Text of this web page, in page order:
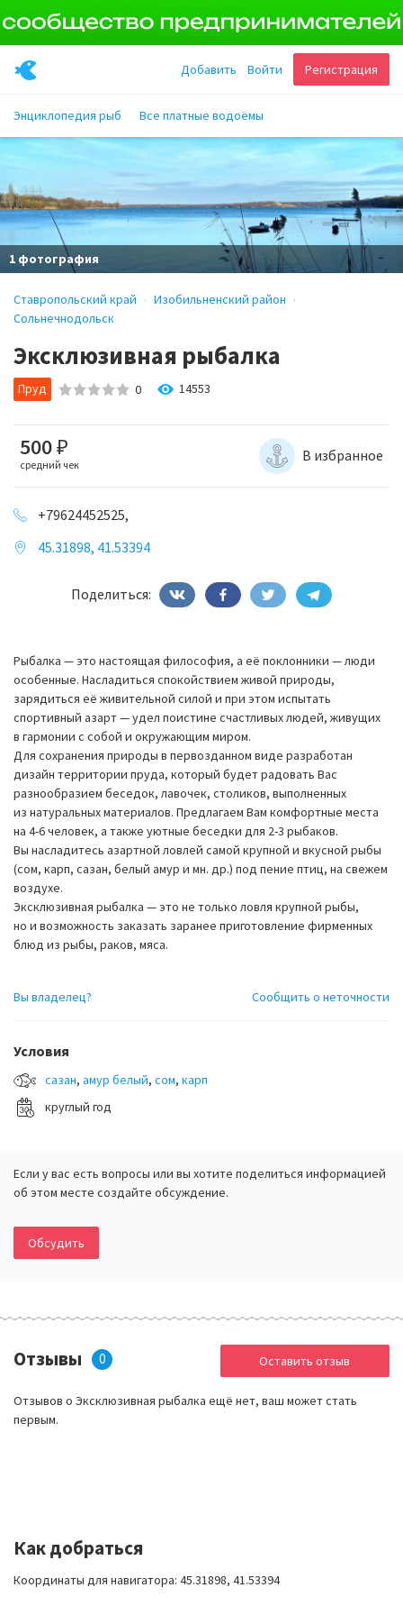
Регистрация
Войти
Добавить
Энциклопедия рыб Все платные водоёмы
1 фотография
Ставропольский край
Изобильненский район
Сольнечнодольск
Эксклюзивная рыбалка
Пруд 0 14553
500₽
средний чек
В избранное
+79624452525,
45.31898, 41.53394
Поделиться:
Рыбалка — это настоящая философия, а её поклонники — люди
особенные. Насладиться спокойствием живой природы,
зарядиться её живительной силой и при этом испытать
спортивный азарт — удел поистине счастливых людей, живущих
в гармонии с собой и окружающим миром.
Для сохранения природы в первозданном виде разработан
дизайн территории пруда, который будет радовать Вас
разнообразием беседок, лавочек, столиков, выполненных
из натуральных материалов. Предлагаем Вам комфортные места
на 4-6 человек, а также уютные беседки для 2-3 рыбаков.
Вы насладитесь азартной ловлей самой крупной и вкусной рыбы
(сом, карп, сазан, белый амур и мн. др.) под пение птиц, на свежем
воздухе.
Эксклюзивная рыбалка — это не только ловля крупной рыбы,
но и возможность заказать заранее приготовление фирменных
блюд из рыбы, раков, мяса.
Вы владелец? Сообщить о неточности
Условия
сазан, амур белый, сом, карп
круглый год
Если у вас есть вопросы или вы хотите поделиться информацией
об этом месте создайте обсуждение.
Обсудить
Отзывы 0
Отзывов о Эксклюзивная рыбалка ещё нет, ваш может стать
первым.
Оставить отзыв
Как добраться
Координаты для навигатора: 45.31898, 41.53394